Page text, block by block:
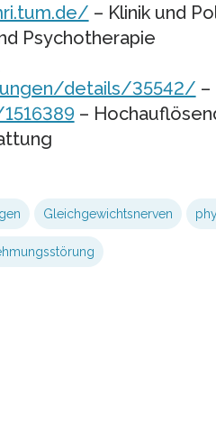
– Klinik und
Psychotherapie
details/35542/ –
–
Gleichgewichtsnerven